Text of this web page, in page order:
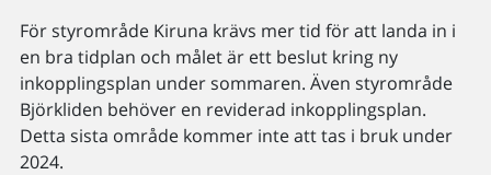
För styrområde Kiruna krävs mer tid för att landa in i
en bra tidplan och målet är ett beslut kring ny
inkopplingsplan under sommaren. Även styrområde
Björkliden behöver en reviderad inkopplingsplan.
Detta sista område kommer inte att tas i bruk under
2024.